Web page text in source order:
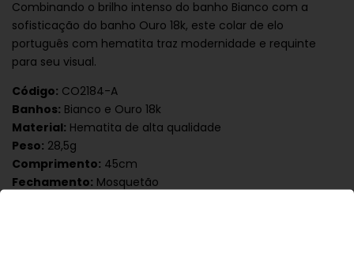
Combinando o brilho intenso do banho Bianco com a
sofisticação do banho Ouro 18k, este colar de elo
português com hematita traz modernidade e requinte
para seu visual.
Código: CO2184-A
Banhos: Bianco e Ouro 18k
Material: Hematita de alta qualidade
Peso: 28,5g
Comprimento: 45cm
Fechamento: Mosquetão